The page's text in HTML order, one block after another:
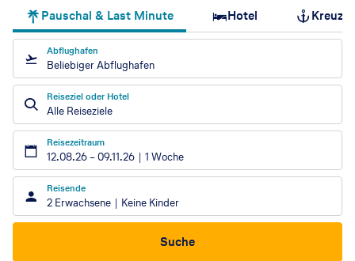
Pauschal & Last Minute Hotel
Abflughafen
Beliebiger Abflughafen
Reiseziel oder Hotel
Alle Reiseziele
Reisezeitraum
12.08.26 –09.11.26 1 Woche
Reisende
2 Erwachsene Keine Kinder
Suche